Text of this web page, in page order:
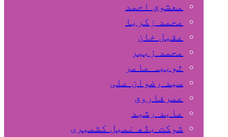
معشوق احمد
محمد زکریا
عقیل خان
محمد زبیر
ثوبیہ عامر
سید رضوان علی
عمرفاروق
عابد رشید
شوکت بڈھ نمبل کشمیری